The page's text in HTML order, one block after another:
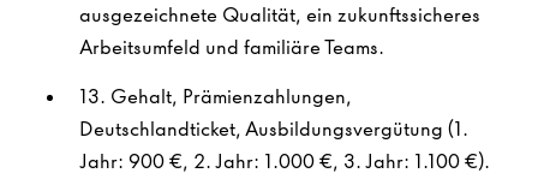
ausgezeichnete Qualität, ein zukunftssicheres
Arbeitsumfeld und familiäre Teams.
13. Gehalt, Prämienzahlungen,
Deutschlandticket, Ausbildungsvergütung (1.
Jahr: 900 €, 2. Jahr: 1.000 €, 3. Jahr: 1.100 €).